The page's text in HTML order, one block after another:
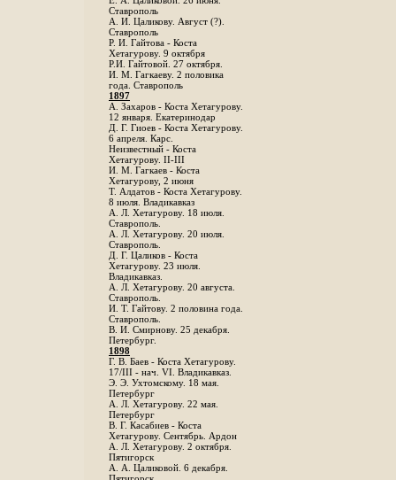
Ставрополь
А. И. Цаликову. Август (?).
Ставрополь
Р. И. Гайтова - Коста
Хетагурову. 9 октября
Р.И. Гайтовой. 27 октября.
И. М. Гагкаеву. 2 половика
года. Ставрополь
1897
А. Захаров - Коста Хетагурову.
12 января. Екатеринодар
Д. Г. Гиоев - Коста Хетагурову.
6 апреля. Карс.
Неизвестный - Коста
Хетагурову. II-III
И. М. Гагкаев - Коста
Хетагурову, 2 июня
Т. Алдатов - Коста Хетагурову.
8 июля. Владикавказ
А. Л. Хетагурову. 18 июля.
Ставрополь.
А. Л. Хетагурову. 20 июля.
Ставрополь.
Д. Г. Цаликов - Коста
Хетагурову. 23 июля.
Владикавказ.
А. Л. Хетагурову. 20 августа.
Ставрополь.
И. Т. Гайтову. 2 половина года.
Ставрополь.
В. И. Смирнову. 25 декабря.
Петербург.
1898
Г. В. Баев - Коста Хетагурову.
17/III - нач. VI. Владикавказ.
Э. Э. Ухтомскому. 18 мая.
Петербург
A. Л. Хетагурову. 22 мая.
Петербург
B. Г. Касабиев - Коста
Хетагурову. Сентябрь. Ардон
А. Л. Хетагурову. 2 октября.
Пятигорск
А. А. Цаликовой. 6 декабря.